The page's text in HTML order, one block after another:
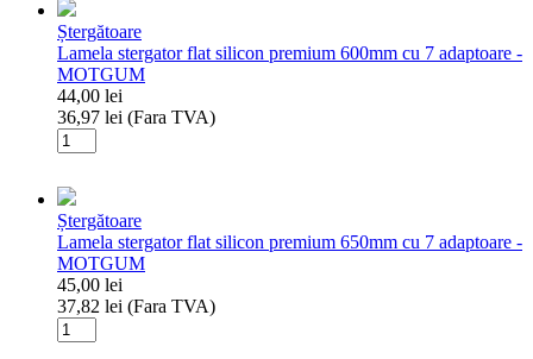
flat
silicon
premium
560mm
cu
7
adaptoare
MOTGUM
Ștergătoare
Lamela stergator flat silicon premium 600mm cu 7 adaptoare -
MOTGUM
44,00 lei
36,97 lei (Fara TVA)
Cantitate
Lamela
flat
silicon
premium
600mm
cu
7
adaptoare
Ștergătoare
Lamela stergator flat silicon premium 650mm cu 7 adaptoare -
MOTGUM
45,00 lei
37,82 lei (Fara TVA)
Cantitate
Lamela